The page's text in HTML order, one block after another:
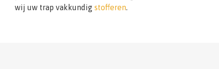
wij uw trap vakkundig stofferen.